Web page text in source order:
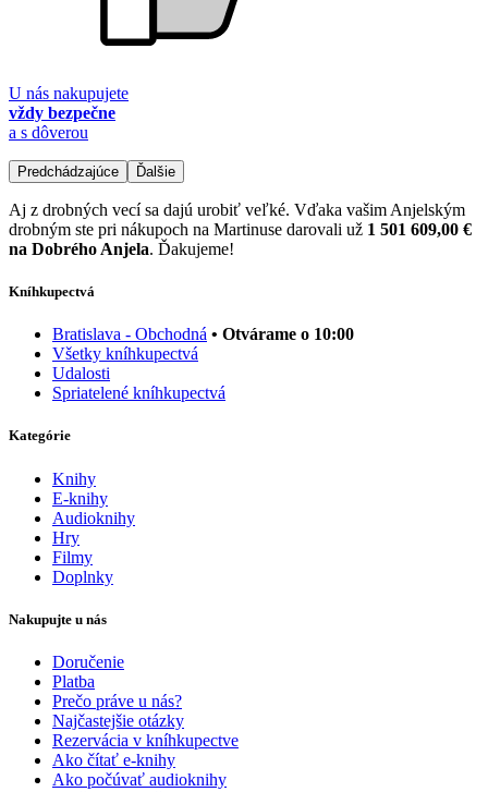
U nás nakupujete
vždy bezpečne
a s dôverou
Predchádzajúce Ďalšie
Aj z drobných vecí sa dajú urobiť veľké. Vďaka vašim Anjelským
drobným ste pri nákupoch na Martinuse darovali už 1 501 609,00 €
na Dobrého Anjela. Ďakujeme!
Kníhkupectvá
Bratislava - Obchodná • Otvárame o 10:00
Všetky kníhkupectvá
Udalosti
Spriatelené kníhkupectvá
Kategórie
Knihy
E-knihy
Audioknihy
Hry
Filmy
Doplnky
Nakupujte u nás
Doručenie
Platba
Prečo práve u nás?
Najčastejšie otázky
Rezervácia v kníhkupectve
Ako čítať e-knihy
Ako počúvať audioknihy